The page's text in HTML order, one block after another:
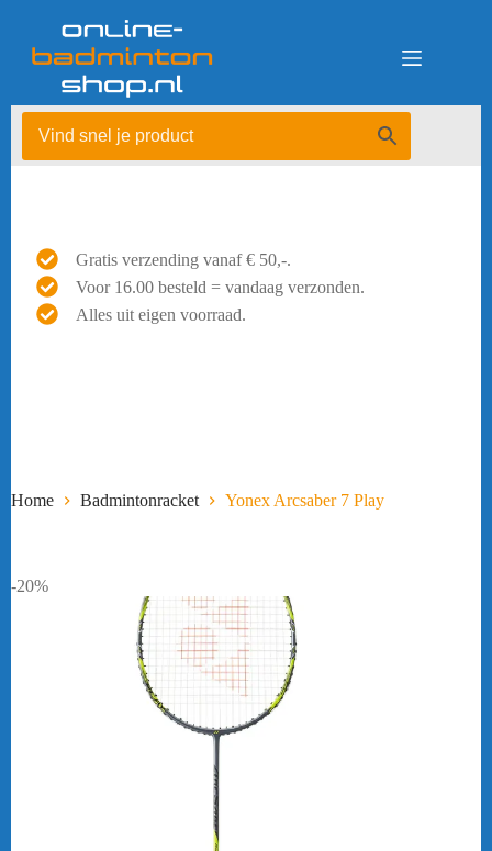
Gratis verzending vanaf € 50,-.
Voor 16.00 besteld = vandaag verzonden.
Alles uit eigen voorraad.
Home Badmintonracket Yonex Arcsaber 7 Play
-20%